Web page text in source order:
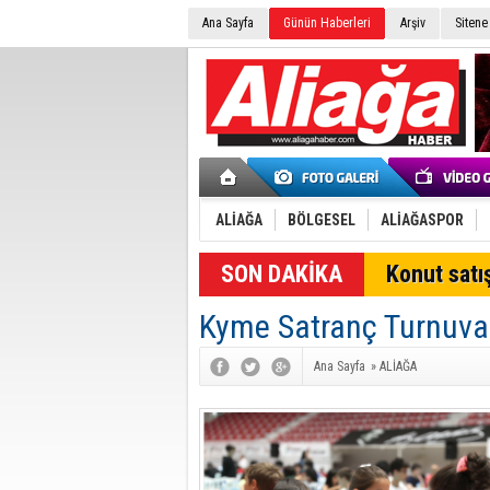
Ana Sayfa Günün Haberleri Arşiv
ALİAĞA BÖLGESEL ALİAĞASPOR
SON DAKİKA Konut
Kyme Satranç
Ana Sayfa » ALİAĞA